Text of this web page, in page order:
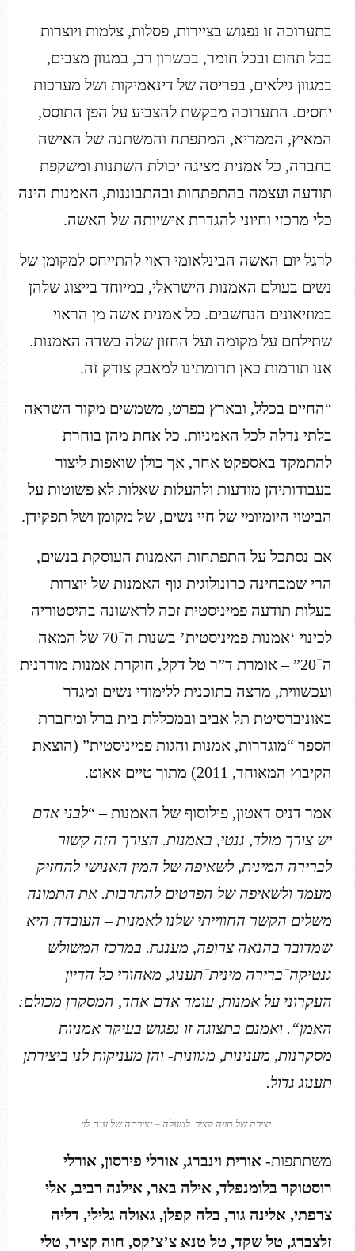
בתערוכה זו נפגוש בציירות, פסלות, צלמות ויוצרות
בכל תחום ובכל חומר, בכשרון רב, במגוון מצבים,
במגוון גילאים, בפריסה של דינאמיקות ושל מערכות
יחסים. התערוכה מבקשת להצביע על הפן התוסס,
המאיץ, הממריא, המתפתח והמשתנה של האישה
בחברה, כל אמנית מציגה יכולת השתנות ומשקפת
תודעה ועצמה בהתפתחות ובהתבוננות, האמנות הינה
כלי מרכזי וחיוני להגדרת אישיותה של האשה.
לרגל יום האשה הבינלאומי ראוי להתייחס למקומן של
נשים בעולם האמנות הישראלי, במיוחד בייצוג שלהן
במוזיאונים הנחשבים. כל אמנית אשה מן הראוי
שתילחם על מקומה ועל החזון שלה בשדה האמנות.
אנו תורמות כאן תרומתינו למאבק צודק זה.
“החיים בכלל, ובארץ בפרט, משמשים מקור השראה
בלתי נדלה לכל האמניות. כל אחת מהן בוחרת
להתמקד באספקט אחר, אך כולן שואפות ליצור
בעבודותיהן מודעות ולהעלות שאלות לא פשוטות על
הביטוי היומיומי של חיי נשים, של מקומן ושל תפקידן.
אם נסתכל על התפתחות האמנות העוסקת בנשים,
הרי שמבחינה כרונולוגית גוף האמנות של יוצרות
בעלות תודעה פמיניסטית זכה לראשונה בהיסטוריה
לכינוי ‘אמנות פמיניסטית’ בשנות ה־70 של המאה
ה־20” – אומרת ד”ר טל דקל, חוקרת אמנות מודרנית
ועכשווית, מרצה בתוכנית ללימודי נשים ומגדר
באוניברסיטת תל אביב ובמכללת בית ברל ומחברת
הספר “מוגדרות, אמנות והגות פמיניסטית” (הוצאת
הקיבוץ המאוחד, 2011) מתוך טיים אאוט.
אמר דניס דאטון, פילוסוף של האמנות – “לבני אדם
יש צורך מולד, גנטי, באמנות. הצורך הזה קשור
לברירה המינית, לשאיפה של המין האנושי להחזיק
מעמד ולשאיפה של הפרטים להתרבות. את התמונה
משלים הקשר החווייתי שלנו לאמנות – העובדה היא
שמדובר בהנאה צרופה, מענגת. במרכז המשולש
גנטיקה־ברירה מינית־תענוג, מאחורי כל הדיון
העקרוני על אמנות, עומד אדם אחד, המסקרן מכולם:
האמן“. ואמנם בתצוגה זו נפגוש בעיקר אמניות
מסקרנות, מענינות, מגוונות- והן מעניקות לנו ביצירתן
תענוג גדול.
יצירה של חווה קציר. למעלה – יצירתה של ענת לוי.
משתתפות- אורית וינברג, אורלי פירסון, אורלי
רוסטוקר בלומנפלד, אילה באר, אילנה רביב, אלי
צרפתי, אלינה גור, בלה קפלן, גאולה גלילי, דליה
זלצברג, טל שקד, טל טנא צ’צ’קס, חוה קציר, טלי